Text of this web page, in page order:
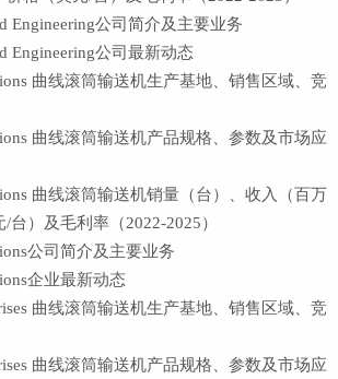
Engineering公司简介及主要业务
Engineering公司最新动态
曲线滚筒输送机生产基地、销售区域、竞
曲线滚筒输送机产品规格、参数及市场应
曲线滚筒输送机销量（台）、收入（百万
台）及毛利率（2022-2025）
公司简介及主要业务
企业最新动态
曲线滚筒输送机生产基地、销售区域、竞
曲线滚筒输送机产品规格、参数及市场应